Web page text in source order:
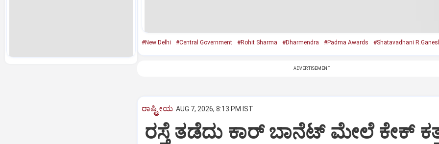
#New Delhi #Central Government #Rohit Sharma #Dharmendra #Padma Awards #Shatavadhani
ADVERTISEMENT
ರಾಷ್ಟ್ರೀಯ AUG 7, 2026, 8:13 PM IST
ರಸ್ತೆ ತಡೆದು ಕಾರ್ ಬಾನೆಟ್ ಮೇಲೆ ಕೇಕ್